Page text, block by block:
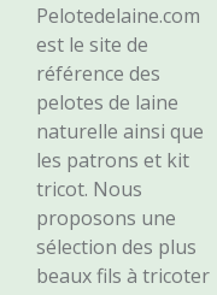
Pelotedelaine.com
est le site de
référence des
pelotes de laine
naturelle ainsi que
les patrons et kit
tricot. Nous
proposons une
sélection des plus
beaux fils à tricoter